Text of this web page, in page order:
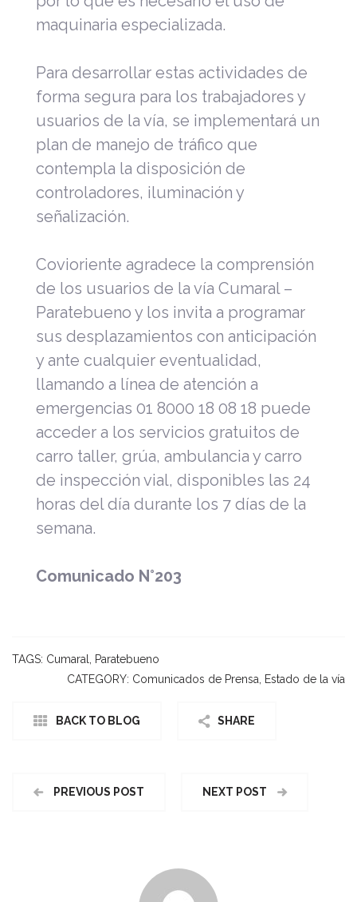
maquinaria especializada.
Para desarrollar estas actividades de
forma segura para los trabajadores y
usuarios de la vía, se implementará un
plan de manejo de tráfico que
contempla la disposición de
controladores, iluminación y
señalización.
Covioriente agradece la comprensión
de los usuarios de la vía Cumaral –
Paratebueno y los invita a programar
sus desplazamientos con anticipación
y ante cualquier eventualidad,
llamando a línea de atención a
emergencias 01 8000 18 08 18 puede
acceder a los servicios gratuitos de
carro taller, grúa, ambulancia y carro
de inspección vial, disponibles las 24
horas del día durante los 7 días de la
semana.
Comunicado N°203
TAGS: Cumaral
Paratebueno
CATEGORY: Comunicados de Prensa Estado de la vía
BACK TO BLOG SHARE
PREVIOUS POST NEXT POST